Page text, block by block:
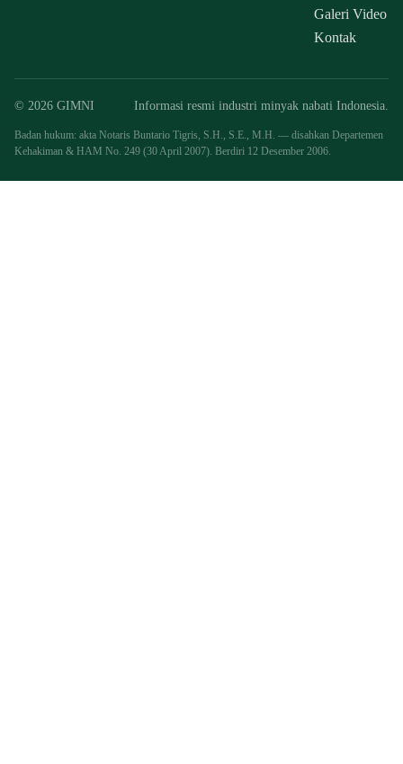
Galeri Video
Kontak
© 2026 GIMNI Informasi resmi industri minyak nabati Indonesia.
Badan hukum: akta Notaris Buntario Tigris, S.H., S.E., M.H. — disahkan Departemen
Kehakiman & HAM No. 249 (30 April 2007). Berdiri 12 Desember 2006.